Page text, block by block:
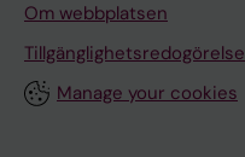
Om webbplatsen
Tillgänglighetsredogörelse
Manage your cookies